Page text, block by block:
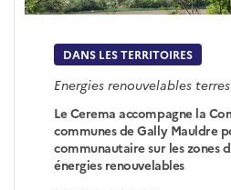
DANS LES TERRITOIRES
Energies renouvelables
Le Cerema accompagne la
communes de Gally Mauldre
communautaire sur les zones
énergies renouvelables